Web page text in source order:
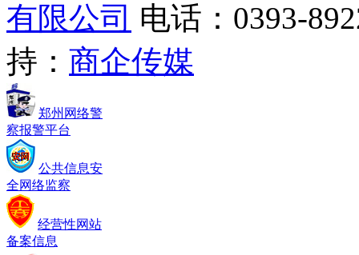
有限公司 电话：0393-
持： 商企传媒
郑州网络警
察报警平台
公共信息安
全网络监察
经营性网站
备案信息